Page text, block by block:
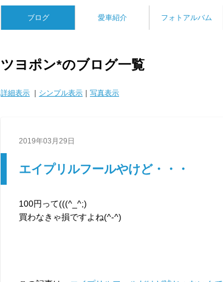
ブログ 愛車紹介 フォトアルバム
ツヨポン*のブログ一覧
詳細表示 シンプル表示 写真表示
2019年03月29日
エイプリルフールやけど・・・
100円って(((^_^;)
買わなきゃ損ですよね(^-^)